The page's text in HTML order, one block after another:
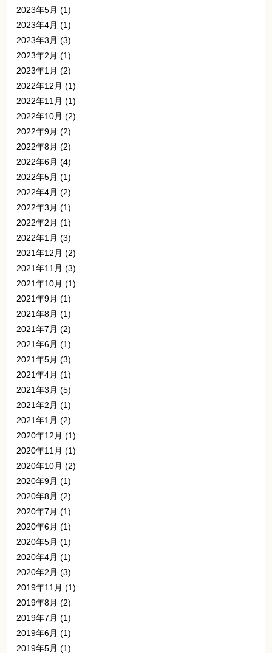
2023年5月 (1)
2023年4月 (1)
2023年3月 (3)
2023年2月 (1)
2023年1月 (2)
2022年12月 (1)
2022年11月 (1)
2022年10月 (2)
2022年9月 (2)
2022年8月 (2)
2022年6月 (4)
2022年5月 (1)
2022年4月 (2)
2022年3月 (1)
2022年2月 (1)
2022年1月 (3)
2021年12月 (2)
2021年11月 (3)
2021年10月 (1)
2021年9月 (1)
2021年8月 (1)
2021年7月 (2)
2021年6月 (1)
2021年5月 (3)
2021年4月 (1)
2021年3月 (5)
2021年2月 (1)
2021年1月 (2)
2020年12月 (1)
2020年11月 (1)
2020年10月 (2)
2020年9月 (1)
2020年8月 (2)
2020年7月 (1)
2020年6月 (1)
2020年5月 (1)
2020年4月 (1)
2020年2月 (3)
2019年11月 (1)
2019年8月 (2)
2019年7月 (1)
2019年6月 (1)
2019年5月 (1)